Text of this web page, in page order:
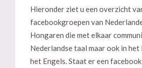
Hieronder ziet u een overzicht
facebookgroepen van
Hongaren die met elkaar
Nederlandse taal maar ook in
het Engels. Staat er een